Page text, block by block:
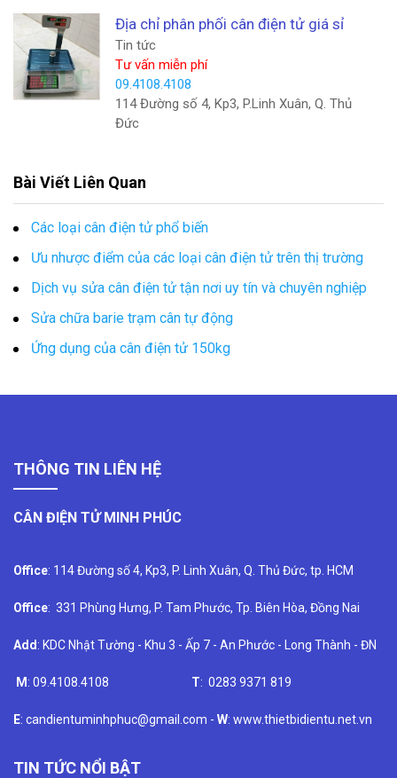
Địa chỉ phân phối cân điện tử giá sỉ
Tin tức
Tư vấn miễn phí
09.4108.4108
114 Đường số 4, Kp3, P.Linh Xuân, Q. Thủ
Đức
Bài Viết Liên Quan
Các loại cân điện tử phổ biến
Ưu nhược điểm của các loại cân điện tử trên thị trường
Dịch vụ sửa cân điện tử tận nơi uy tín và chuyên nghiệp
Sửa chữa barie trạm cân tự động
Ứng dụng của cân điện tử 150kg
THÔNG TIN LIÊN HỆ
CÂN ĐIỆN TỬ MINH PHÚC
Office: 114 Đường số 4, Kp3, P. Linh Xuân, Q. Thủ Đức, tp. HCM
Office: 331 Phùng Hưng, P. Tam Phước, Tp. Biên Hòa, Đồng Nai
Add : KDC Nhật Tường - Khu 3 - Ấp 7 - An Phước - Long Thành - ĐN
M : 09.4108.4108 T: 0283 9371 819
E: candientuminhphuc@gmail.com - W: www.thietbidientu.net.vn
TIN TỨC NỔI BẬT